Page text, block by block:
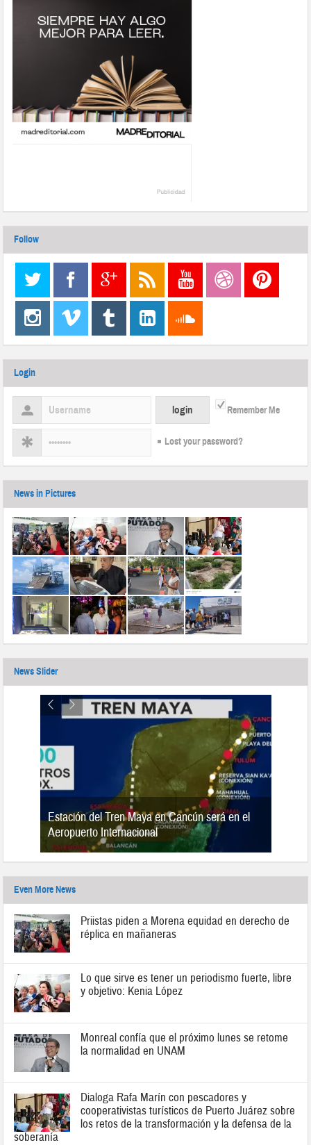
Follow
Login
Remember Me
Lost your password?
News in Pictures
News Slider
Estación del Tren Maya en Cancún será en el
Aeropuerto Internacional
Even More News
Priistas piden a Morena equidad en derecho de
réplica en mañaneras
Lo que sirve es tener un periodismo fuerte, libre
y objetivo: Kenia López
Monreal confía que el próximo lunes se retome
la normalidad en UNAM
Dialoga Rafa Marín con pescadores y
cooperativistas turísticos de Puerto Juárez sobre
los retos de la transformación y la defensa de la
soberanía